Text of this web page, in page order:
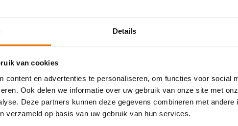
Details
van cookies
content en advertenties te personaliseren, om functies voor social
Ook delen we informatie over uw gebruik van onze site met
Deze partners kunnen deze gegevens combineren met andere
verzameld op basis van uw gebruik van hun services.
onder andere voor:
ondersteunen in voorbereiding, uitvoering en
simuleert en feedback geeft op de effectiviteit van
inspelen op verschillende UBR’s (Unique Buying
met behulp van AI, zodat we continu kunnen